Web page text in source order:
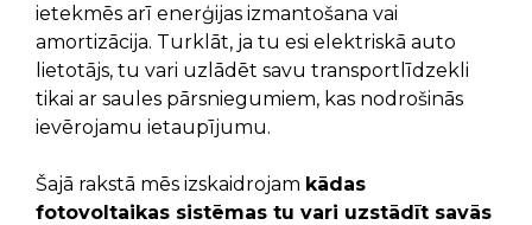
ietekmēs arī enerģijas izmantošana vai
amortizācija. Turklāt, ja tu esi elektriskā auto
lietotājs, tu vari uzlādēt savu transportlīdzekli
tikai ar saules pārsniegumiem, kas nodrošinās
ievērojamu ietaupījumu.
Šajā rakstā mēs izskaidrojam kādas
fotovoltaikas sistēmas tu vari uzstādīt savās